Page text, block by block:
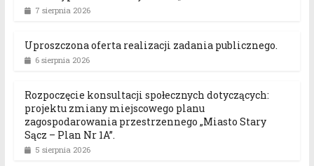
7 sierpnia 2026
Uproszczona oferta realizacji zadania publicznego.
6 sierpnia 2026
Rozpoczęcie konsultacji społecznych dotyczących:
projektu zmiany miejscowego planu
zagospodarowania przestrzennego „Miasto Stary
Sącz – Plan Nr 1A”.
5 sierpnia 2026